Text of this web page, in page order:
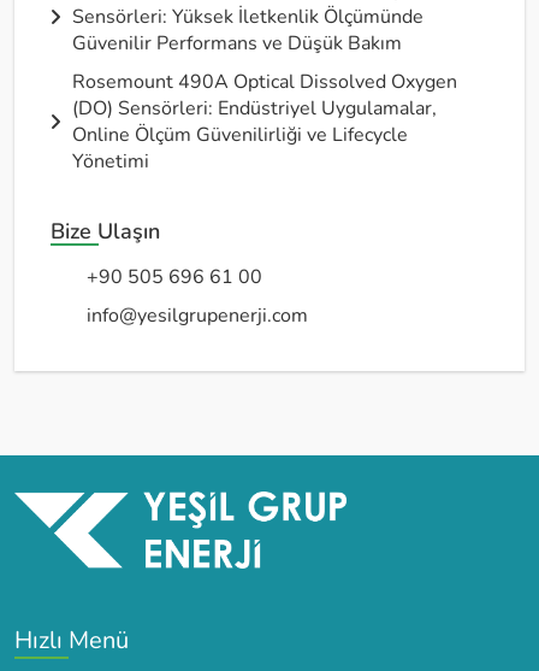
Sensörleri: Yüksek İletkenlik Ölçümünde
Güvenilir Performans ve Düşük Bakım
Rosemount 490A Optical Dissolved Oxygen
(DO) Sensörleri: Endüstriyel Uygulamalar,
Online Ölçüm Güvenilirliği ve Lifecycle
Yönetimi
Bize Ulaşın
+90 505 696 61 00
info@yesilgrupenerji.com
Hızlı Menü